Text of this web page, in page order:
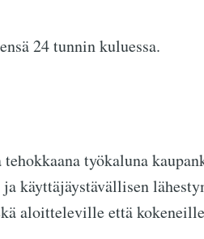
24 tunnin kuluessa.
työkaluna
käyttäjäystävällisen
aloitteleville että